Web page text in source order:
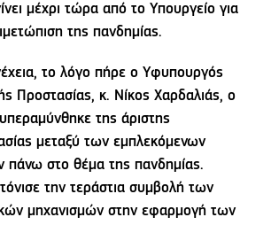
μέχρι τώρα από το Υπουργείο για
της πανδημίας.
το λόγο πήρε ο Υφυπουργός
Προστασίας, κ. Νίκος Χαρδαλιάς, ο
της άριστης
μεταξύ των εμπλεκόμενων
στο θέμα της πανδημίας.
την τεράστια συμβολή των
μηχανισμών στην εφαρμογή των